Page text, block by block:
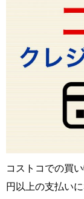
コストコでの買
円以上の支払い